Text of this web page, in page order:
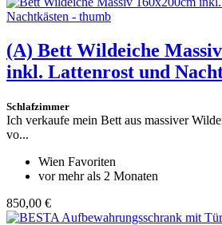
(A) Bett Wildeiche
inkl. Lattenrost und
Schlafzimmer
Ich verkaufe mein Bett aus massiver
vo...
Wien Favoriten
vor mehr als 2 Monaten
850,00 €